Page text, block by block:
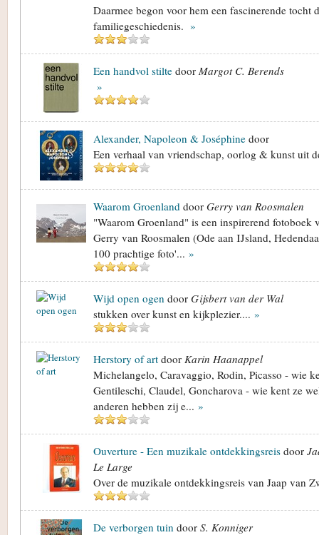
Daarmee begon voor hem een fascinerende tocht
familiegeschiedenis. »
Een handvol stilte door Margot C. Berends
»
Alexander, Napoleon & Joséphine door
Een verhaal van vriendschap, oorlog & kunst uit
Waarom Groenland door Gerry van Roosmalen
"Waarom Groenland" is een inspirerend fotoboek
Gerry van Roosmalen (Ode aan IJsland,
100 prachtige foto'... »
Wijd open ogen door Gijsbert van der Wal
stukken over kunst en kijkplezier.... »
Herstory of art door Karin Haanappel
Michelangelo, Caravaggio, Rodin, Picasso - wie
Gentileschi, Claudel, Goncharova - wie kent ze
anderen hebben zij e... »
Ouverture - Een muzikale ontdekkingsreis door
Le Large
Over de muzikale ontdekkingsreis van Jaap van
De verborgen tuin door S. Konniger